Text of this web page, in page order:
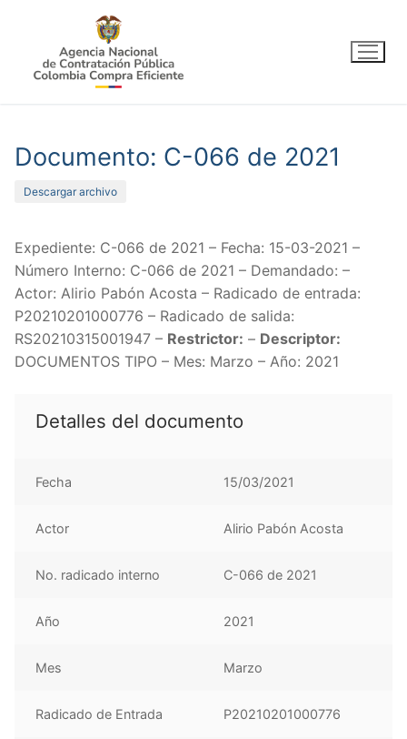
contenido
Documento: C-066 de 2021
Descargar archivo
Expediente: C-066 de 2021 – Fecha: 15-03-2021 –
Número Interno: C-066 de 2021 – Demandado: –
Actor: Alirio Pabón Acosta – Radicado de entrada:
P20210201000776 – Radicado de salida:
RS20210315001947 – Restrictor: – Descriptor:
DOCUMENTOS TIPO – Mes: Marzo – Año: 2021
Detalles del documento
Fecha 15/03/2021
Actor Alirio Pabón Acosta
No. radicado interno C-066 de 2021
Año 2021
Mes Marzo
Radicado de Entrada P20210201000776